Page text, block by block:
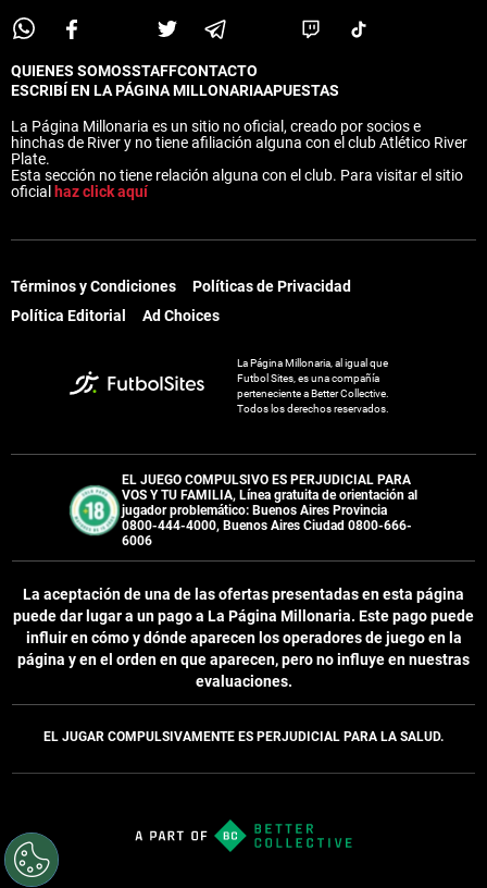
QUIENES SOMOSSTAFFCONTACTO
ESCRIBÍ EN LA PÁGINA MILLONARIAAPUESTAS
La Página Millonaria es un sitio no oficial, creado por socios e
hinchas de River y no tiene afiliación alguna con el club Atlético River
Plate.
Esta sección no tiene relación alguna con el club. Para visitar el sitio
oficial haz click aquí
Términos y Condiciones
Políticas de Privacidad
Política Editorial
Ad Choices
La Página Millonaria, al igual que
Futbol Sites, es una compañía
perteneciente a Better Collective.
Todos los derechos reservados.
EL JUEGO COMPULSIVO ES PERJUDICIAL PARA
VOS Y TU FAMILIA, Línea gratuita de orientación al
jugador problemático: Buenos Aires Provincia
0800-444-4000, Buenos Aires Ciudad 0800-666-
6006
La aceptación de una de las ofertas presentadas en esta página
puede dar lugar a un pago a La Página Millonaria. Este pago puede
influir en cómo y dónde aparecen los operadores de juego en la
página y en el orden en que aparecen, pero no influye en nuestras
evaluaciones.
EL JUGAR COMPULSIVAMENTE ES PERJUDICIAL PARA LA SALUD.